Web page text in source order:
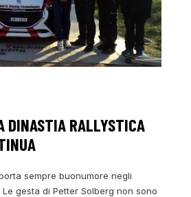
DINASTIA RALLYSTICA
sempre buonumore negli
gesta di Petter Solberg non sono